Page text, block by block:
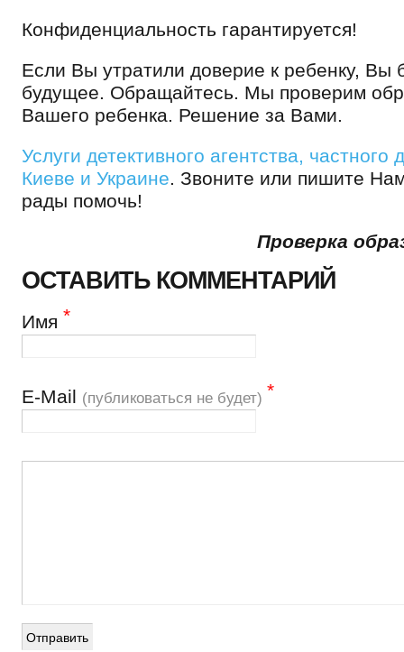
Конфиденциальность гарантируется!
Если Вы утратили доверие к ребенку, Вы
будущее. Обращайтесь. Мы проверим
Вашего ребенка. Решение за Вами.
Услуги детективного агентства, частного
Киеве и Украине. Звоните или пишите
рады помочь!
Проверка
ОСТАВИТЬ КОММЕНТАРИЙ
Имя *
Е-Mail (публиковаться не будет) *